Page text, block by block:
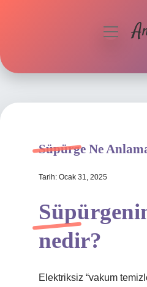
Hakkımızda
menüyü
Süpürge Ne
Tarih: Ocak 31, 2025
nedir?
Elektriksiz “vakum